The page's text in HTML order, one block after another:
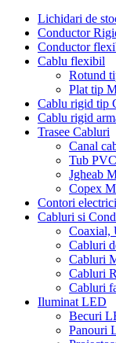
Lichidari de
Conductor
Conductor
Cablu flexibil
Rotund
Plat tip
Cablu rigid tip
Cablu rigid
Trasee Cabluri
Canal
Tub PVC
Jgheab
Copex
Contori electrici
Cabluri si
Coaxial,
Cabluri
Cabluri
Cabluri
Cabluri
Iluminat LED
Becuri
Panouri